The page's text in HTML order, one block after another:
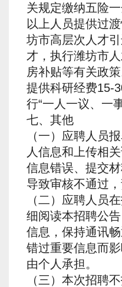
关规定缴纳五险
以上人员提供过
坊市高层次人才
才，执行潍坊市
房补贴等有关政
提供科研经费15-
行“一人一议、一
七、其他
（一）应聘人员
人信息和上传相
信息错误、提交
导致审核不通过
（二）应聘人员
细阅读本招聘公
信息，保持通讯
错过重要信息而
由个人承担。
（三）本次招聘